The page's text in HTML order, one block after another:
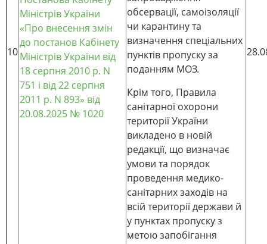
10
Міністрів України
«Про внесення змін
до постанов Кабінету
Міністрів України від
18 серпня 2010 р. N
751 і від 22 серпня
2011 р. N 893» від
20.08.2025 № 1020
обсервації, самоізоляції
чи карантину та
визначення спеціальних
пунктів пропуску за
поданням МОЗ.
Крім того, Правила
санітарної охорони
території України
викладено в новій
редакції, що визначає
умови та порядок
проведення медико-
санітарних заходів на
всій території держави й
у пунктах пропуску з
метою запобігання